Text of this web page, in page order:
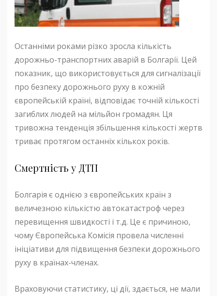
Останніми роками різко зросла кількість
дорожньо-транспортних аварій в Болгарії. Цей
показник, що використовується для сигналізації
про безпеку дорожнього руху в кожній
європейській країні, відповідає точній кількості
загиблих людей на мільйон громадян. Ця
тривожна тенденція збільшення кількості жертв
триває протягом останніх кількох років.
Смертність у ДТП
Болгарія є однією з європейських країн з
величезною кількістю автокатастроф через
перевищення швидкості і т.д. Це є причиною,
чому Європейська Комісія провела численні
ініціативи для підвищення безпеки дорожнього
руху в країнах-членах.
Враховуючи статистику, ці дії, здається, не мали